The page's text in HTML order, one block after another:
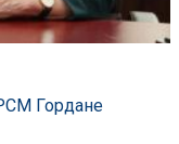
Гордане